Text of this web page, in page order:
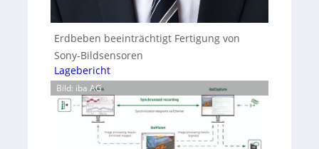
Erdbeben beeinträchtigt Fertigung von
Sony-Bildsensoren
Lagebericht
Bild: iba AG